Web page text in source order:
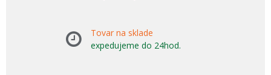
Tovar na sklade
expedujeme do 24hod.